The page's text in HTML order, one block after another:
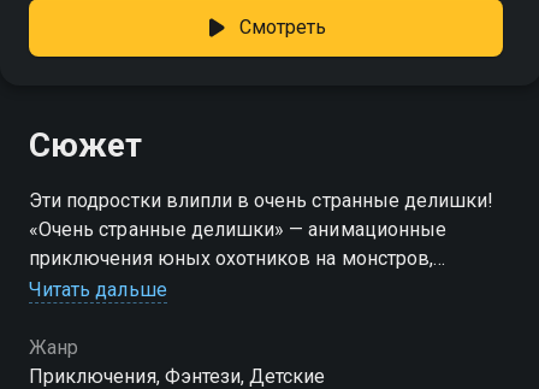
Смотреть
Сюжет
Эти подростки влипли в очень странные делишки!
«Очень странные делишки» — анимационные
приключения юных охотников на монстров,
которые завоевали сердца зрителей в 2019 году.
охотнику на монстров Хелсингу. Вместе с
жизнерадостной девочкой-призраком Кью они
Читать дальше
Жанр
Приключения, Фэнтези, Детские